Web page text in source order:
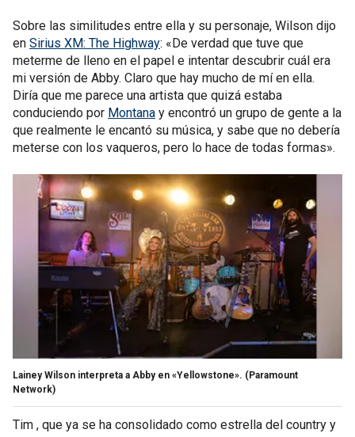
Sobre las similitudes entre ella y su personaje, Wilson dijo
en Sirius XM: The Highway: «De verdad que tuve que
meterme de lleno en el papel e intentar descubrir cuál era
mi versión de Abby. Claro que hay mucho de mí en ella.
Diría que me parece una artista que quizá estaba
conduciendo por Montana y encontró un grupo de gente a la
que realmente le encantó su música, y sabe que no debería
meterse con los vaqueros, pero lo hace de todas formas».
Lainey Wilson interpreta a Abby en «Yellowstone». (Paramount
Network)
Tim , que ya se ha consolidado como estrella del country y